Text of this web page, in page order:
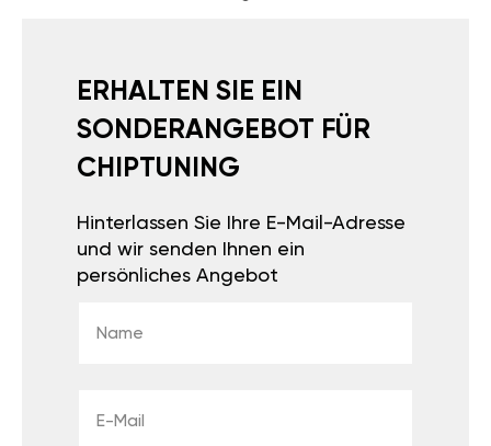
ERHALTEN SIE EIN
SONDERANGEBOT FÜR
CHIPTUNING
Hinterlassen Sie Ihre E-Mail-Adresse
und wir senden Ihnen ein
persönliches Angebot